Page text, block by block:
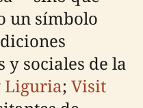
un símbolo
y sociales de la
Liguria; Visit